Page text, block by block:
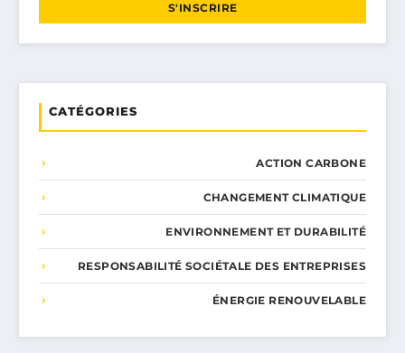
S'INSCRIRE
CATÉGORIES
ACTION CARBONE
CHANGEMENT CLIMATIQUE
ENVIRONNEMENT ET DURABILITÉ
RESPONSABILITÉ SOCIÉTALE DES ENTREPRISES
ÉNERGIE RENOUVELABLE